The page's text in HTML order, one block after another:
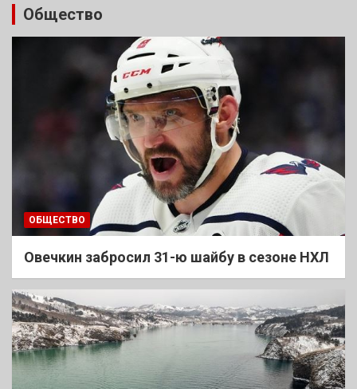
Общество
ОБЩЕСТВО
Овечкин забросил 31-ю шайбу в сезоне НХЛ